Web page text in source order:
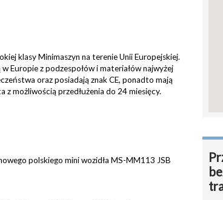
klasy Minimaszyn na terenie Unii Europejskiej.
Europie z podzespołów i materiałów najwyżej
oraz posiadają znak CE, ponadto mają
z możliwością przedłużenia do 24 miesięcy.
polskiego mini wozidła MS-MM113 JSB